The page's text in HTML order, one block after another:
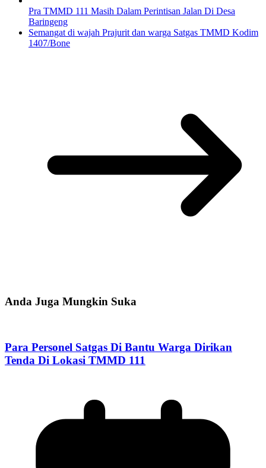
Pra TMMD 111 Masih Dalam Perintisan Jalan Di Desa
Baringeng
Semangat di wajah Prajurit dan warga Satgas TMMD Kodim
1407/Bone
Anda Juga Mungkin Suka
Para Personel Satgas Di Bantu Warga Dirikan
Tenda Di Lokasi TMMD 111